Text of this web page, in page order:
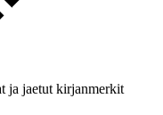
ja jaetut kirjanmerkit